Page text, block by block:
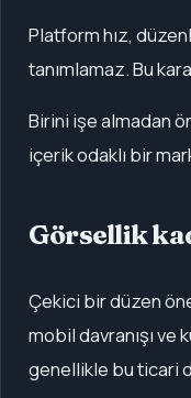
Platform hız,
tanımlamaz. Bu
Birini işe almadan
içerik odaklı bir
Görsellik
Çekici bir düzen
mobil davranışı ve
genellikle bu ticari